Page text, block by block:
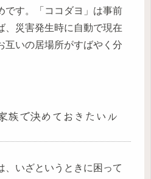
です。「ココダヨ」は事前
、災害発生時に自動で現在
互いの居場所がすばやく分
族で決めておきたいル
、いざというときに困って